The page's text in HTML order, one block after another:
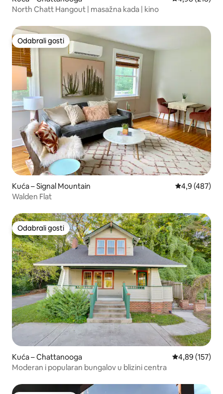
North Chatt Hangout | masažna kada | kino
Odabrali gosti
Odabrali gosti
Kuća – Signal Mountain Prosječna
4,9 (487)
Walden Flat
Odabrali gosti
Odabrali gosti
Kuća – Chattanooga Prosječna
4,89 (157)
Moderan i popularan bungalov u blizini centra